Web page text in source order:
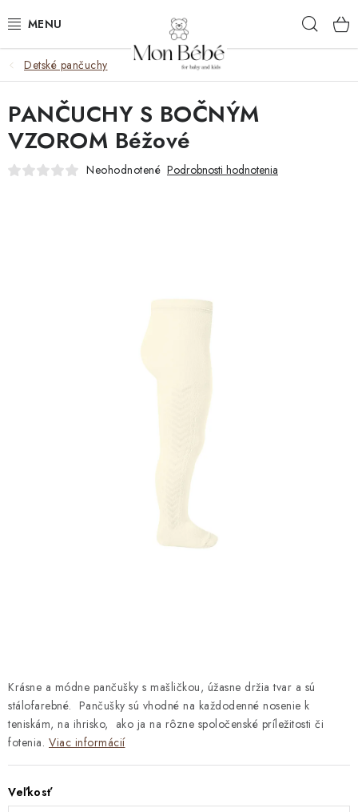
na
ZĽAVY
OBLEČENIE
VÝBAVA
Všeobecné obchodné podmienky
Podmienky ochrany osobných údajov a poučenie o cookies
Formulár na odstúpenie od zmluvy
Detské pančuchy
Krásne a módne pančušky s mašličkou, úžasne držia tvar a sú
stálofarebné. Pančušky sú vhodné na každodenné nosenie k
teniskám, na ihrisko, ako ja na rôzne spoločenské príležitosti či
fotenia. Viac informácií
Veľkosť
PANČUCHY S BOČNÝM
VZOROM Béžové
Neohodnotené Podrobnosti hodnotenia